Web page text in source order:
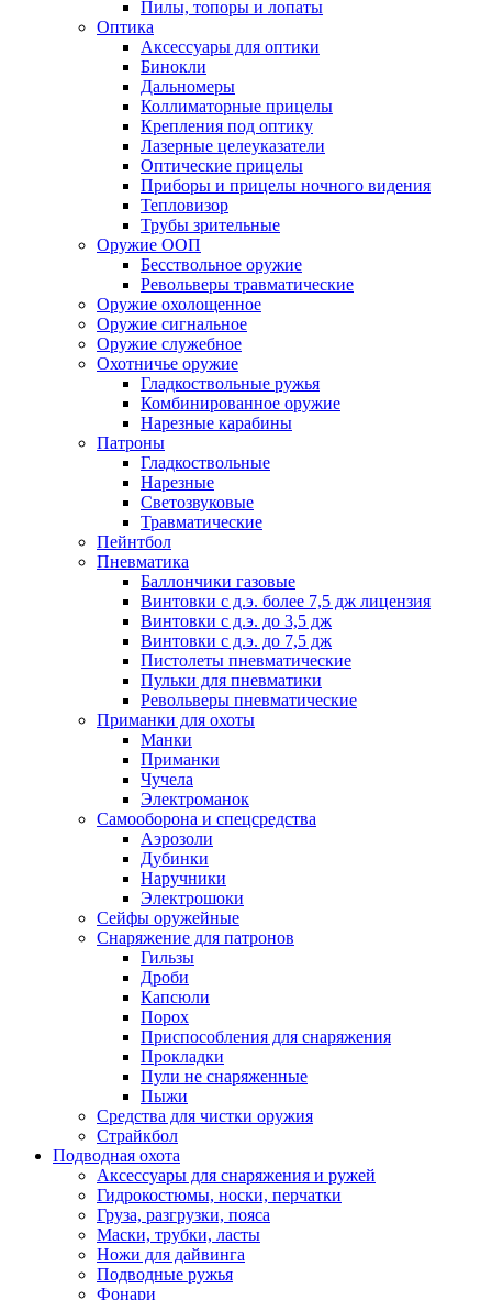
Пилы, топоры и лопаты
Оптика
Аксессуары для оптики
Бинокли
Дальномеры
Коллиматорные прицелы
Крепления под оптику
Лазерные целеуказатели
Оптические прицелы
Приборы и прицелы ночного видения
Тепловизор
Трубы зрительные
Оружие ООП
Бесствольное оружие
Револьверы травматические
Оружие охолощенное
Оружие сигнальное
Оружие служебное
Охотничье оружие
Гладкоствольные ружья
Комбинированное оружие
Нарезные карабины
Патроны
Гладкоствольные
Нарезные
Светозвуковые
Травматические
Пейнтбол
Пневматика
Баллончики газовые
Винтовки с д.э. более 7,5 дж лицензия
Винтовки с д.э. до 3,5 дж
Винтовки с д.э. до 7,5 дж
Пистолеты пневматические
Пульки для пневматики
Револьверы пневматические
Приманки для охоты
Манки
Приманки
Чучела
Электроманок
Самооборона и спецсредства
Аэрозоли
Дубинки
Наручники
Электрошоки
Сейфы оружейные
Снаряжение для патронов
Гильзы
Дроби
Капсюли
Порох
Приспособления для снаряжения
Прокладки
Пули не снаряженные
Пыжи
Средства для чистки оружия
Страйкбол
Подводная охота
Аксессуары для снаряжения и ружей
Гидрокостюмы, носки, перчатки
Груза, разгрузки, пояса
Маски, трубки, ласты
Ножи для дайвинга
Подводные ружья
Фонари